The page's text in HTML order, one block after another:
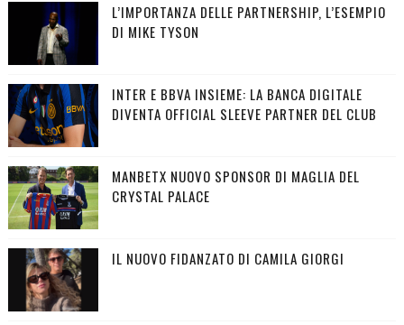
L’IMPORTANZA DELLE PARTNERSHIP, L’ESEMPIO
DI MIKE TYSON
INTER E BBVA INSIEME: LA BANCA DIGITALE
DIVENTA OFFICIAL SLEEVE PARTNER DEL CLUB
MANBETX NUOVO SPONSOR DI MAGLIA DEL
CRYSTAL PALACE
IL NUOVO FIDANZATO DI CAMILA GIORGI